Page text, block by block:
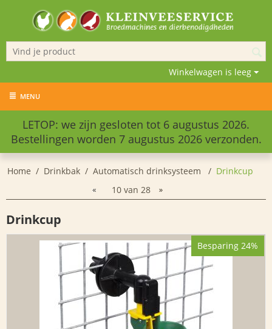
Winkelwagen is leeg
MENU
LETOP: we zijn gesloten tot 6 augustus 2026.
Bestellingen worden 7 augustus 2026 verzonden.
Home / Drinkbak / Automatisch drinksysteem / Drinkcup
10 van 28
Drinkcup
Besparing 24%